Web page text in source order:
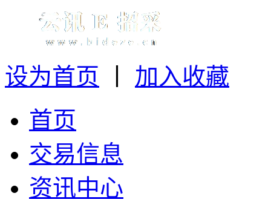
设为首页
加入收藏
首页
交易信息
资讯中心